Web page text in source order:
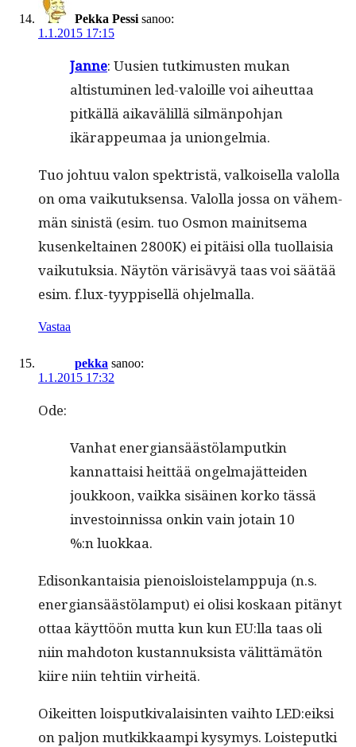
Pekka Pessi sanoo:
1.1.2015 17:15
Janne: Uusien tutkimusten mukan
altistu­mi­nen led-val­oille voi aiheut­taa
pitkäl­lä aikavälil­lä silmän­po­h­jan
ikärappeu­maa ja uniongelmia.
Tuo johtuu val­on spek­tristä, valkoisel­la val­ol­la
on oma vaiku­tuk­sen­sa. Val­ol­la jos­sa on vähem­
män sin­istä (esim. tuo Osmon mainit­se­ma
kusenkeltainen 2800K) ei pitäisi olla tuol­laisia
vaiku­tuk­sia. Näytön värisävyä taas voi säätää
esim. f.lux-tyyppisellä ohjelmalla.
Vastaa
pekka sanoo:
1.1.2015 17:32
Ode:
Van­hat ener­gian­säästölam­putkin
kan­nat­taisi heit­tää ongel­ma­jät­tei­den
joukkoon, vaik­ka sisäi­nen korko tässä
investoin­nis­sa onkin vain jotain 10
%:n luokkaa.
Edis­onkan­taisia pienois­lois­te­lamp­pu­ja (n.s.
ener­gian­säästölam­put) ei olisi koskaan pitänyt
ottaa käyt­töön mut­ta kun kun EU:lla taas oli
niin mah­do­ton kus­tan­nuk­sista välit­tämätön
kiire niin tehti­in virheitä.
Oikeit­ten lois­putki­valais­in­ten vai­h­to LED:eiksi
on paljon mutkikkaampi kysymys. Lois­teput­ki